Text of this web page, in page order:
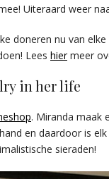
Uiteraard weer
doneren nu van
Lees hiermeer
in her life
. Miranda maak
en daardoor is
sieraden!